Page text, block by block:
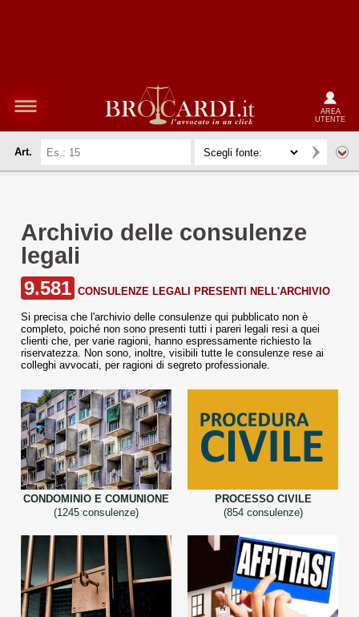
AREA
UTENTE
Art.
Archivio delle consulenze
legali
9.581 CONSULENZE LEGALI PRESENTI NELL'ARCHIVIO
Si precisa che l'archivio delle consulenze qui pubblicato non è
completo, poiché non sono presenti tutti i pareri legali resi a quei
clienti che, per varie ragioni, hanno espressamente richiesto la
riservatezza. Non sono, inoltre, visibili tutte le consulenze rese ai
colleghi avvocati, per ragioni di segreto professionale.
CONDOMINIO E COMUNIONE
(1245 consulenze)
PROCESSO CIVILE
(854 consulenze)